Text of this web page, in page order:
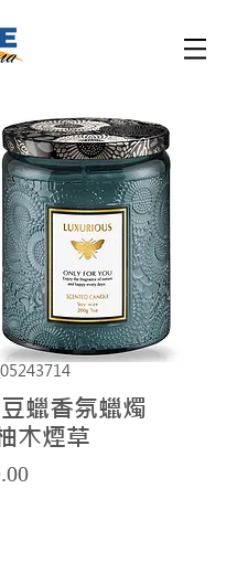
蠟香氛蠟燭
木煙草
Price